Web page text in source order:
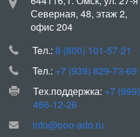
Северная, 48, этаж 2,
офис 204
Teл.: 8 (800) 101-57-21
Teл.: +7 (939) 829-73-69
Тех.поддержка: +7 (999)
456-12-26
info@ooo-ado.ru